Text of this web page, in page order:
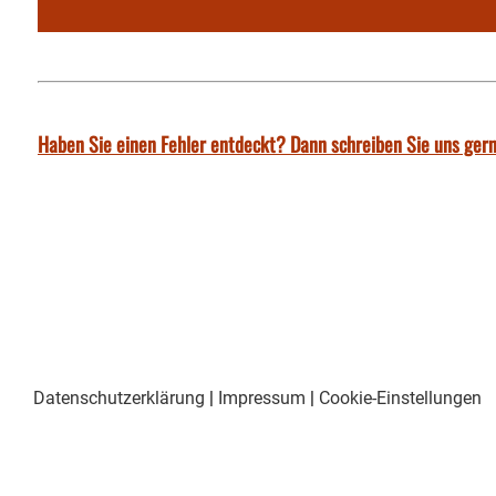
Haben Sie einen Fehler entdeckt? Dann schreiben Sie uns
Datenschutzerklärung | Impressum | Cookie-Einstellungen